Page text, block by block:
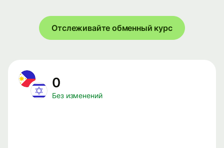
Отслеживайте обменный курс
0
Без изменений